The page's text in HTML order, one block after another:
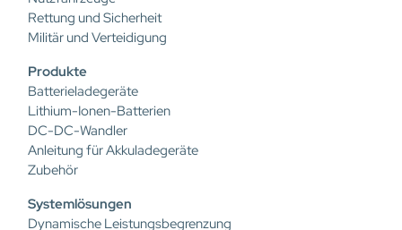
Rettung und Sicherheit
Militär und Verteidigung
Produkte
Batterieladegeräte
Lithium-Ionen-Batterien
DC-DC-Wandler
Anleitung für Akkuladegeräte
Zubehör
Systemlösungen
Dynamische Leistungsbegrenzung